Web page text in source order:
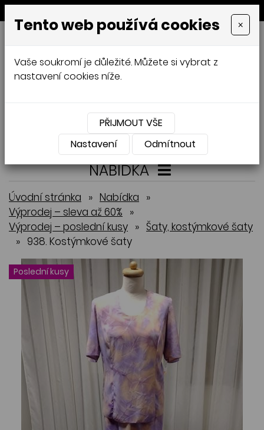
MENU
GALAMODA-XXL
Jana Mládková
XXL,ČESKÁ VÝROBA
Přihlásit Košík 0
NABÍDKA
Úvodní stránka » Nabídka »
Výprodej – sleva až 60% »
Výprodej – poslední kusy » Šaty, kostýmkové šaty
» 938. Kostýmkové šaty
Poslední kusy
Tento web používá cookies ×
Vaše soukromí je důležité. Můžete si vybrat z
nastavení cookies níže.
PŘIJMOUT VŠE
Nastavení
Odmítnout